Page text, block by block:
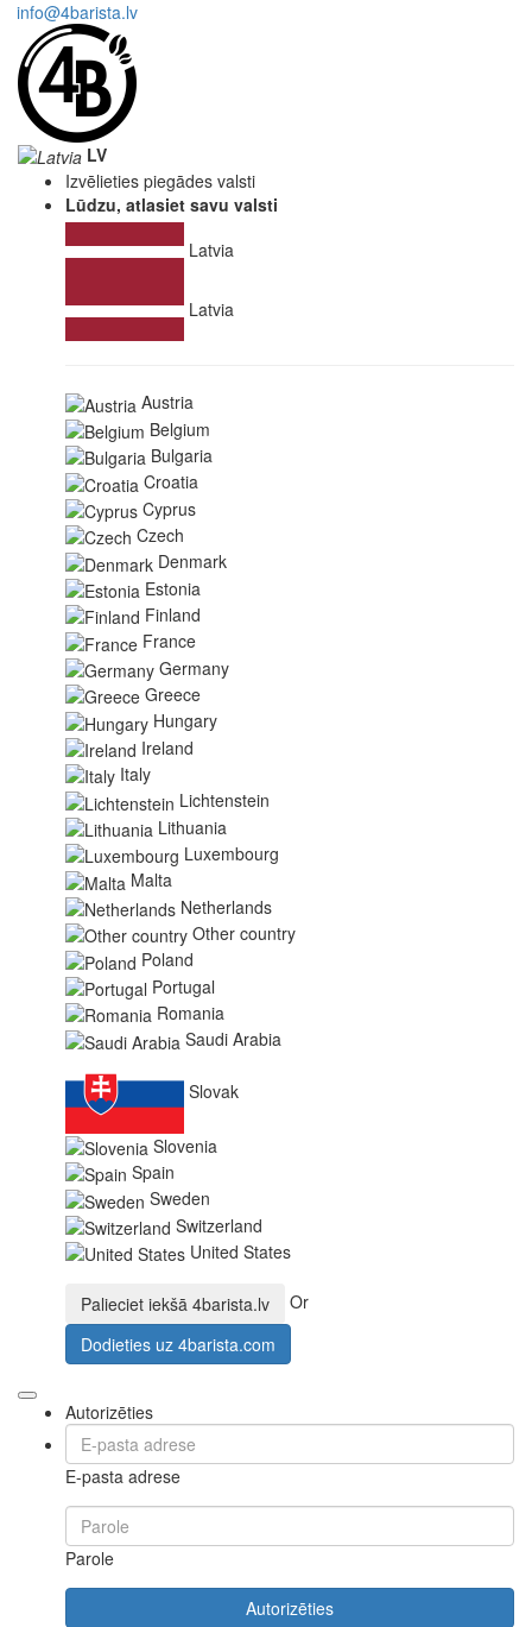
info@4barista.lv
LV
Izvēlieties piegādes valsti
Lūdzu, atlasiet savu valsti
Latvia
Latvia
Austria
Belgium
Bulgaria
Croatia
Cyprus
Czech
Denmark
Estonia
Finland
France
Germany
Greece
Hungary
Ireland
Italy
Lichtenstein
Lithuania
Luxembourg
Malta
Netherlands
Other country
Poland
Portugal
Romania
Saudi Arabia
Slovak
Slovenia
Spain
Sweden
Switzerland
United States
Palieciet iekšā 4barista.lv
Or
Dodieties uz 4barista.com
Autorizēties
E-pasta adrese
Parole
Autorizēties